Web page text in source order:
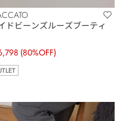
ドビーンズルーズブーティ
(80%OFF)